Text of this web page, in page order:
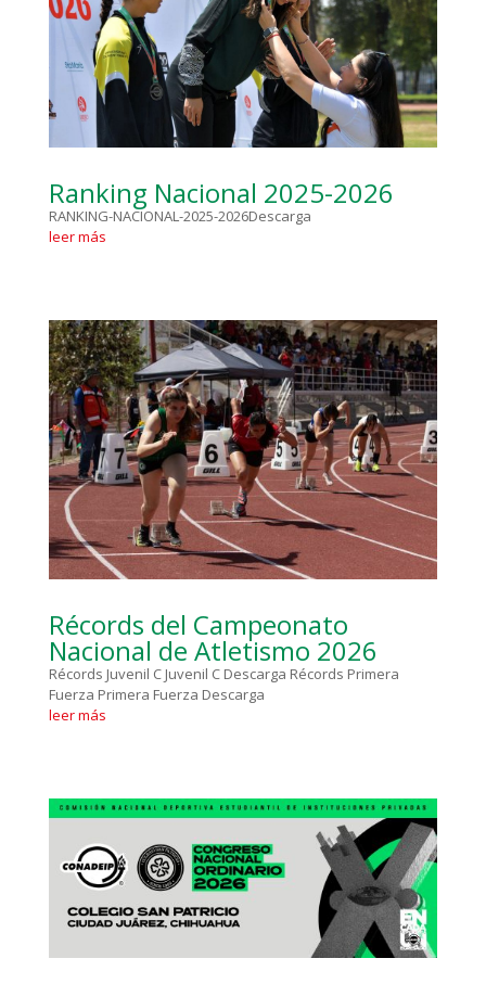
Ranking Nacional 2025-2026
RANKING-NACIONAL-2025-2026Descarga
leer más
Récords del Campeonato
Nacional de Atletismo 2026
Récords Juvenil C Juvenil C Descarga Récords Primera
Fuerza Primera Fuerza Descarga
leer más